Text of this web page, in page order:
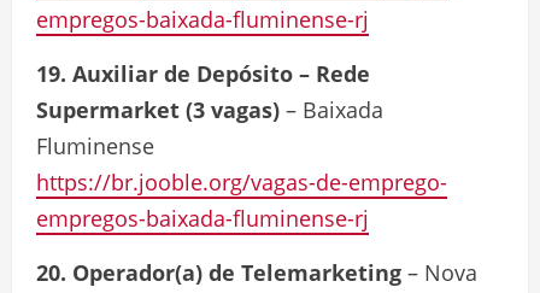
empregos-baixada-fluminense-rj
19. Auxiliar de Depósito – Rede
Supermarket (3 vagas) – Baixada
Fluminense
https://br.jooble.org/vagas-de-emprego-
empregos-baixada-fluminense-rj
20. Operador(a) de Telemarketing – Nova